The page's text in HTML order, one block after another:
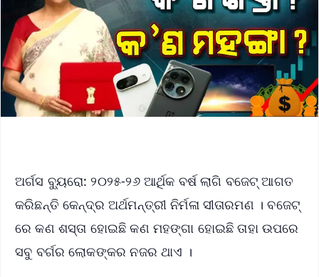
ଅର୍ଗସ ବ୍ୟୁରୋ: ୨୦୨୫-୨୬ ଆର୍ଥିକ ବର୍ଷ ଲାଗି ବଜେଟ୍ ଆଗତ
କରିଛନ୍ତି କେନ୍ଦ୍ର ଅର୍ଥମନ୍ତ୍ରୀ ନିର୍ମଳା ସୀତାରମଣ । ବଜେଟ୍
ରେ କଣ ଶସ୍ତା ହୋଇଛି କଣ ମହଙ୍ଗା ହୋଇଛି ତାହା ଉପରେ
ସବୁ ବର୍ଗର ଲୋକଙ୍କର ନଜର ଥାଏ ।